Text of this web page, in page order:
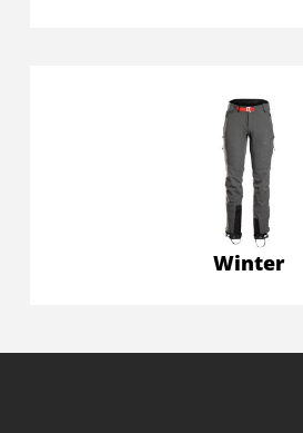
Winter